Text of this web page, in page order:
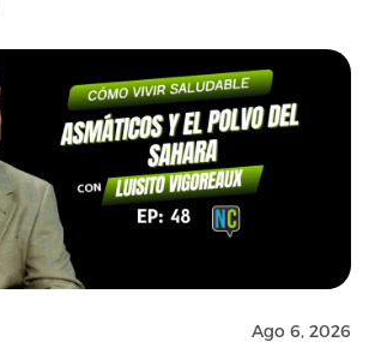
Ago 6, 2026